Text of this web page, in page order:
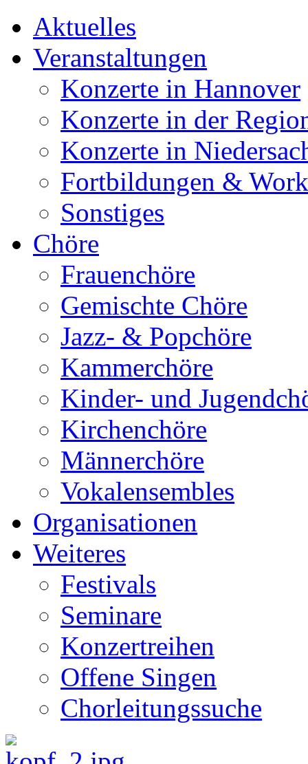
Aktuelles
Veranstaltungen
Konzerte in Hannover
Konzerte in der
Konzerte in
Fortbildungen &
Sonstiges
Chöre
Frauenchöre
Gemischte Chöre
Jazz- & Popchöre
Kammerchöre
Kinder- und
Kirchenchöre
Männerchöre
Vokalensembles
Organisationen
Weiteres
Festivals
Seminare
Konzertreihen
Offene Singen
Chorleitungssuche